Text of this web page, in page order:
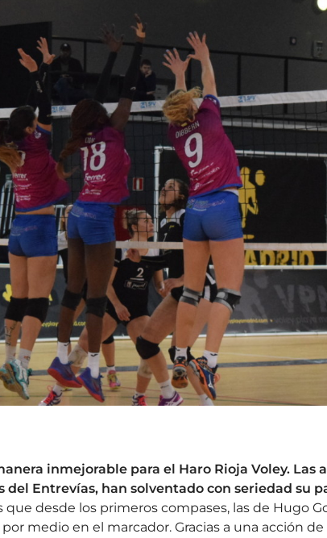
inmejorable para el Haro Rioja Voley. Las
del Entrevías, han solventado con seriedad su
que desde los primeros compases, las de Hugo
medio en el marcador. Gracias a una acción